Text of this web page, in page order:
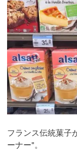
フランス伝統菓子
ーナー"。